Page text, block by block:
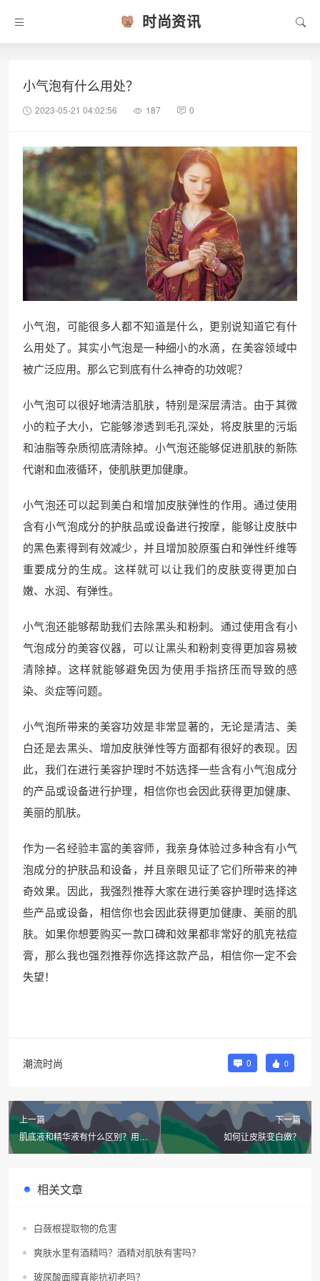
时尚资讯
小气泡有什么用处？
2023-05-21 04:02:56 187 0
小气泡，可能很多人都不知道是什么，更别说知道它有什
么用处了。其实小气泡是一种细小的水滴，在美容领域中
被广泛应用。那么它到底有什么神奇的功效呢？
小气泡可以很好地清洁肌肤，特别是深层清洁。由于其微
小的粒子大小，它能够渗透到毛孔深处，将皮肤里的污垢
和油脂等杂质彻底清除掉。小气泡还能够促进肌肤的新陈
代谢和血液循环，使肌肤更加健康。
小气泡还可以起到美白和增加皮肤弹性的作用。通过使用
含有小气泡成分的护肤品或设备进行按摩，能够让皮肤中
的黑色素得到有效减少，并且增加胶原蛋白和弹性纤维等
重要成分的生成。这样就可以让我们的皮肤变得更加白
嫩、水润、有弹性。
小气泡还能够帮助我们去除黑头和粉刺。通过使用含有小
气泡成分的美容仪器，可以让黑头和粉刺变得更加容易被
清除掉。这样就能够避免因为使用手指挤压而导致的感
染、炎症等问题。
小气泡所带来的美容功效是非常显著的，无论是清洁、美
白还是去黑头、增加皮肤弹性等方面都有很好的表现。因
此，我们在进行美容护理时不妨选择一些含有小气泡成分
的产品或设备进行护理，相信你也会因此获得更加健康、
美丽的肌肤。
作为一名经验丰富的美容师，我亲身体验过多种含有小气
泡成分的护肤品和设备，并且亲眼见证了它们所带来的神
奇效果。因此，我强烈推荐大家在进行美容护理时选择这
些产品或设备，相信你也会因此获得更加健康、美丽的肌
肤。如果你想要购买一款口碑和效果都非常好的肌克祛痘
膏，那么我也强烈推荐你选择这款产品，相信你一定不会
失望！
潮流时尚 0 0
上一篇
肌底液和精华液有什么区别？用对
下一篇
如何让皮肤变白嫩？
相关文章
白蔹根提取物的危害
爽肤水里有酒精吗？酒精对肌肤有害吗？
玻尿酸面膜真能抗初老吗？